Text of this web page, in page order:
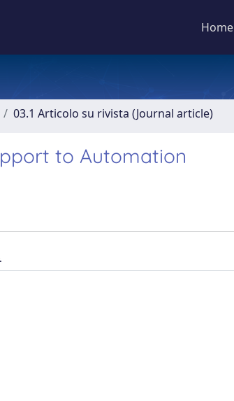
Home
03.1 Articolo su rivista (Journal article)
to Automation